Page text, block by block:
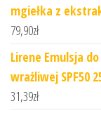
mgiełka z
79,90zł
Lirene Emulsja
wrażliwej SPF50
31,39zł